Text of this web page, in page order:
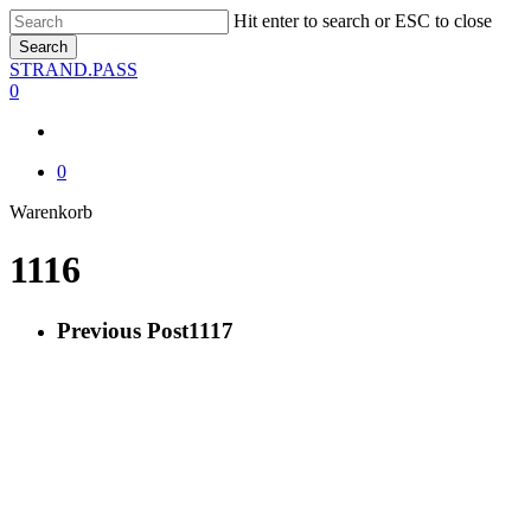
Skip
to
main
content
Hit enter to search or ESC to close
Search
Close
Search
STRAND.PASS
0
0
WarenkorbClose
1116
Previous Post1117